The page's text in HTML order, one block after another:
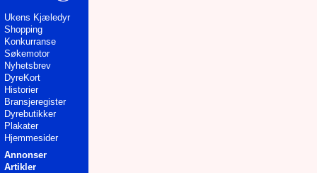
Ukens Kjæledyr
Shopping
Konkurranse
Søkemotor
Nyhetsbrev
DyreKort
Historier
Bransjeregister
Dyrebutikker
Plakater
Hjemmesider
Annonser
Artikler